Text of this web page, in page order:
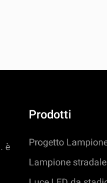
è
Prodotti
Progetto
Lampione